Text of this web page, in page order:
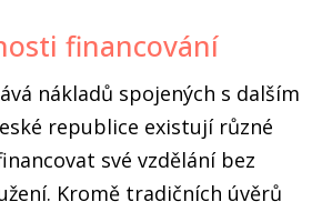
financování
nákladů spojených s dalším
republice existují různé
své vzdělání bez
Kromě tradičních úvěrů